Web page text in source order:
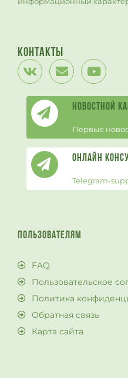
Контакты
Новостной
Первые
Онлайн
Telegram-
ПОЛЬЗОВАТЕЛЯМ
FAQ
Пользовательское
Политика
Обратная связь
Карта сайта